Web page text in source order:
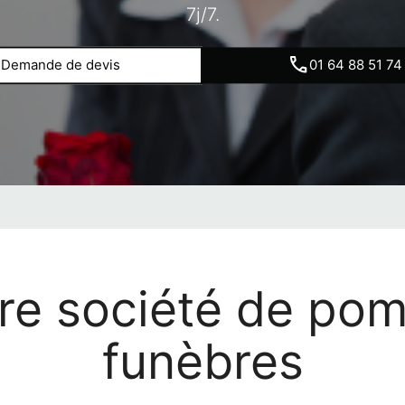
7j/7.
Demande de devis 01 64 88 51 74
société de
funèbres